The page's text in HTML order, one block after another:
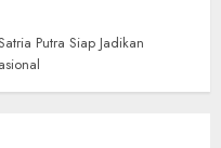
Putra Siap Jadikan